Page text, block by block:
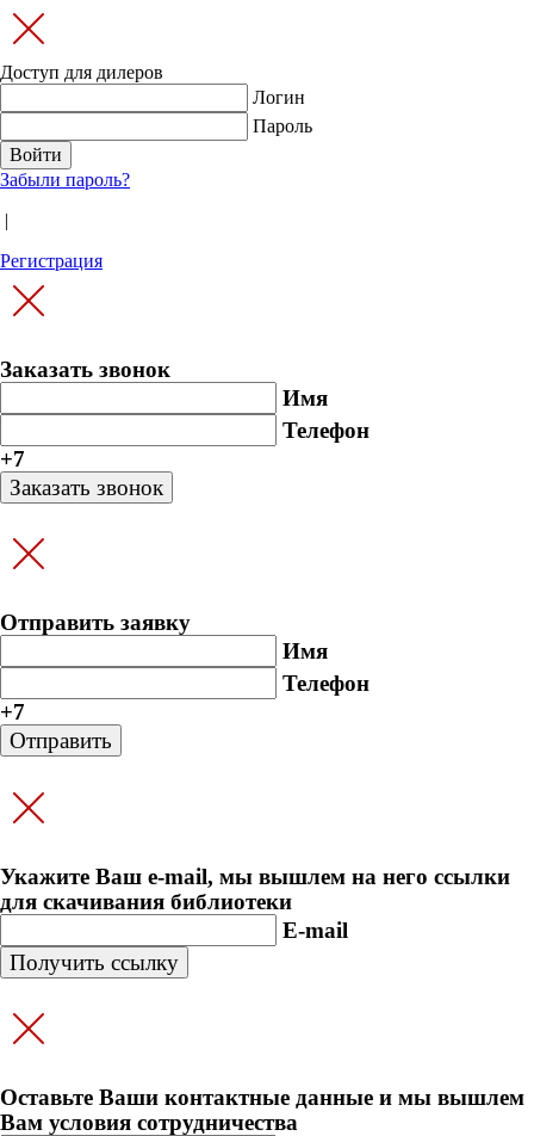
Доступ для дилеров
Логин
Пароль
Забыли пароль?
|
Регистрация
Заказать звонок
Имя
Телефон
+7
Отправить заявку
Имя
Телефон
+7
Укажите Ваш e-mail, мы вышлем на него ссылки
для скачивания библиотеки
E-mail
Оставьте Ваши контактные данные и мы вышлем
Вам условия сотрудничества